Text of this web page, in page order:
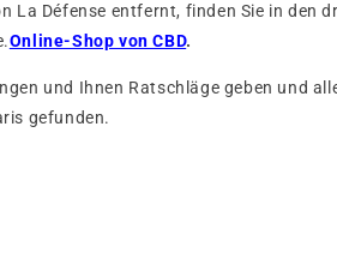
Défense entfernt, finden Sie in den
Online-Shop von CBD.
und Ihnen Ratschläge geben und
gefunden.